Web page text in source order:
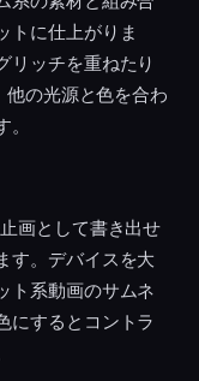
トに仕上がりま
リッチを重ねたり
他の光源と色を合わ
画として書き出せ
す。デバイスを大
ト系動画のサムネ
にするとコントラ